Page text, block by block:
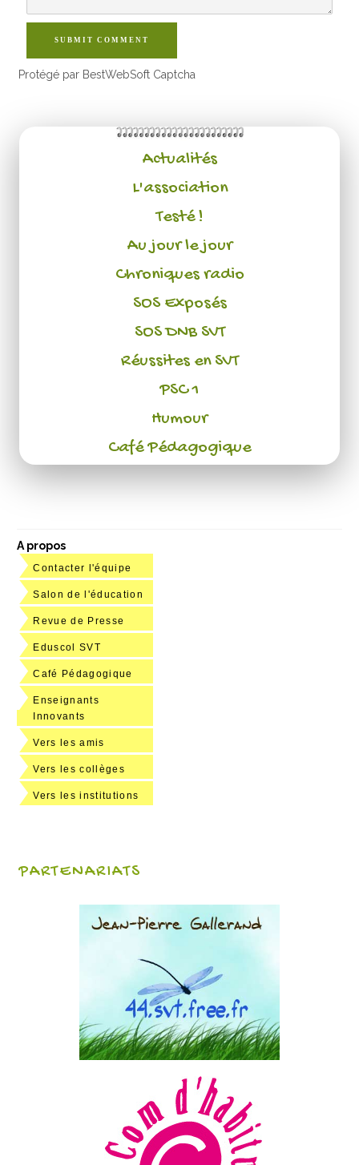
SUBMIT COMMENT
Protégé par BestWebSoft Captcha
Actualités
L'association
Testé !
Au jour le jour
Chroniques radio
SOS Exposés
SOS DNB SVT
Réussites en SVT
PSC 1
Humour
Café Pédagogique
A propos
Contacter l'équipe
Salon de l'éducation
Revue de Presse
Eduscol SVT
Café Pédagogique
Enseignants
Innovants
Vers les amis
Vers les collèges
Vers les institutions
PARTENARIATS